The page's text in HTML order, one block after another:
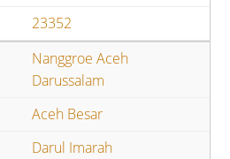
23352
Nanggroe Aceh
Darussalam
Aceh Besar
Darul Imarah